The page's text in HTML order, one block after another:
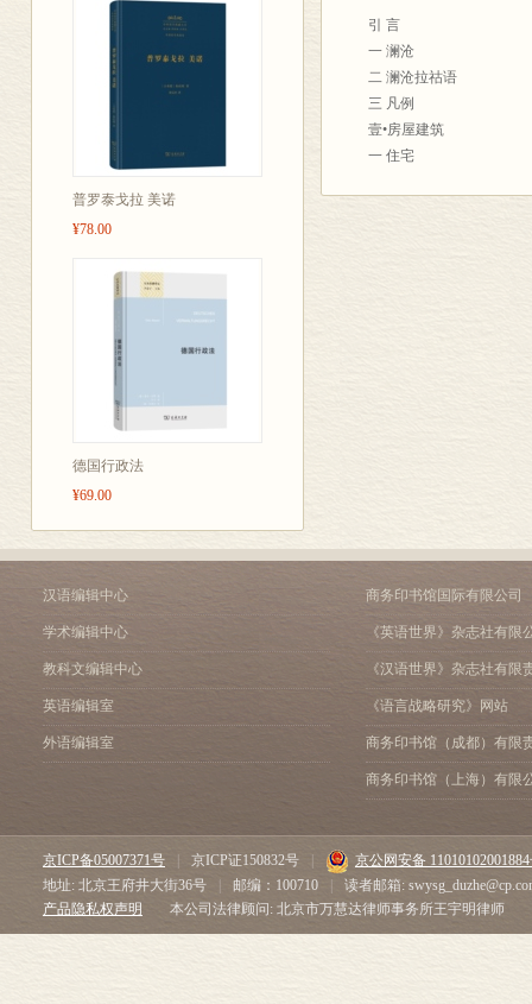
普罗泰戈拉 美诺
¥78.00
德国行政法
¥69.00
引 言
一 澜沧
二 澜沧拉祜语
三 凡例
壹•房屋建筑
一 住宅
三 菜肴
一 农事
二 农具
三 手工艺
四 商业
五 其他行业
陆•日常活动
二 娱乐
柒•婚育丧葬
一 婚事
二 生育
三 丧葬
汉语编辑中心
学术编辑中心
教科文编辑中心
英语编辑室
外语编辑室
商务印书馆国际有限公司
《英语世界》杂志社有限
《汉语世界》杂志社有限
《语言战略研究》网站
商务印书馆（成都）有限
商务印书馆（上海）有限
京ICP备05007371号 京ICP证150832号
京公网安备
地址: 北京王府井大街36号
邮编：100710
读者邮箱:
产品隐私权声明
本公司法律顾问: 北京市万慧达律师事务所王宇明律师